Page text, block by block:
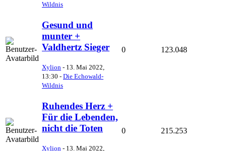
Wildnis
Gesund und
munter +
Valdhertz Sieger
Xylion - 13. Mai 2022,
13:30 - Die Echowald-
Wildnis
0 123.048
Ruhendes Herz +
Für die Lebenden,
nicht die Toten
Xylion - 13. Mai 2022,
0 215.253